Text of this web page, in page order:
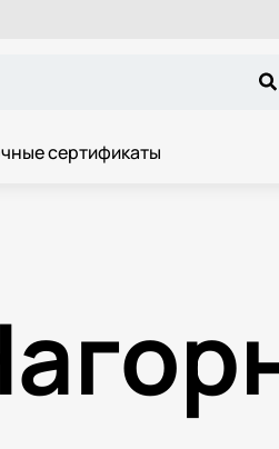
сертификаты